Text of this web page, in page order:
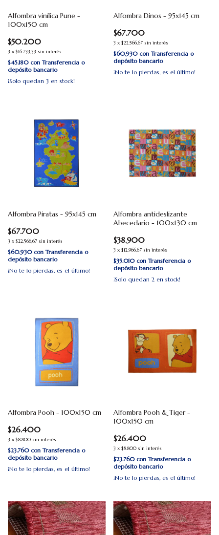
Alfombra vinílica Pune -
100x150 cm
$50.200
3 x $16.733,33 sin interés
$45.180 con Transferencia o
depósito bancario
¡Solo quedan 3 en stock!
Alfombra Dinos - 95x145 cm
$67.700
3 x $22.566,67 sin interés
$60.930 con Transferencia o
depósito bancario
¡No te lo pierdas, es el último!
Alfombra Piratas - 95x145 cm
$67.700
3 x $22.566,67 sin interés
$60.930 con Transferencia o
depósito bancario
¡No te lo pierdas, es el último!
Alfombra antideslizante
Abecedario - 100x130 cm
$38.900
3 x $12.966,67 sin interés
$35.010 con Transferencia o
depósito bancario
¡Solo quedan 2 en stock!
Alfombra Pooh - 100x150 cm
$26.400
3 x $8.800 sin interés
$23.760 con Transferencia o
depósito bancario
¡No te lo pierdas, es el último!
Alfombra Pooh & Tiger -
100x150 cm
$26.400
3 x $8.800 sin interés
$23.760 con Transferencia o
depósito bancario
¡No te lo pierdas, es el último!